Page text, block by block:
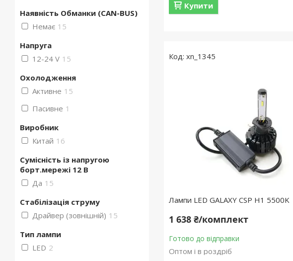
Купити
xn_1345
Лампи LED GALAXY CSP H1 5500K
1 638 ₴/комплект
Готово до відправки
Оптом і в роздріб
Наявність Обманки (CAN-BUS)
Немає 15
Напруга
12-24 V 15
Охолодження
Активне 15
Пасивне 1
Виробник
Китай 16
Сумісність із напругою
борт.мережі 12 В
Да 15
Стабілізація струму
Драйвер (зовнішній) 15
Тип лампи
LED 2